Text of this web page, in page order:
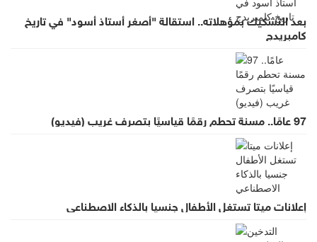
بعد التشكيك بمؤهلاته.. استقالة "أصغر أستاذ أسود" في تاريخ
كامبريدج
97 عامًا.. مسنة تحطم رقمًا قياسيًا بتصرف غريب (فيديو)
إعلانات ميتا تستغل الأطفال جنسيا بالذكاء الاصطناعي